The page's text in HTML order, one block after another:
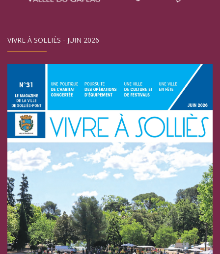
VIVRE À SOLLIÈS - JUIN 2026